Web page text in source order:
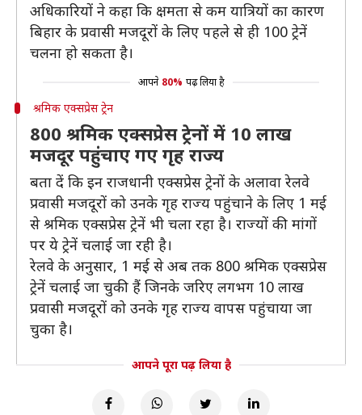
अधिकारियों ने कहा कि क्षमता से कम यात्रियों का कारण
बिहार के प्रवासी मजदूरों के लिए पहले से ही 100 ट्रेनें
चलना हो सकता है।
आपने 80% पढ़ लिया है
श्रमिक एक्सप्रेस ट्रेन
800 श्रमिक एक्सप्रेस ट्रेनों में 10 लाख
मजदूर पहुंचाए गए गृह राज्य
बता दें कि इन राजधानी एक्सप्रेस ट्रेनों के अलावा रेलवे
प्रवासी मजदूरों को उनके गृह राज्य पहुंचाने के लिए 1 मई
से श्रमिक एक्सप्रेस ट्रेनें भी चला रहा है। राज्यों की मांगों
पर ये ट्रेनें चलाई जा रही है।
रेलवे के अनुसार, 1 मई से अब तक 800 श्रमिक एक्सप्रेस
ट्रेनें चलाई जा चुकी हैं जिनके जरिए लगभग 10 लाख
प्रवासी मजदूरों को उनके गृह राज्य वापस पहुंचाया जा
चुका है।
आपने पूरा पढ़ लिया है